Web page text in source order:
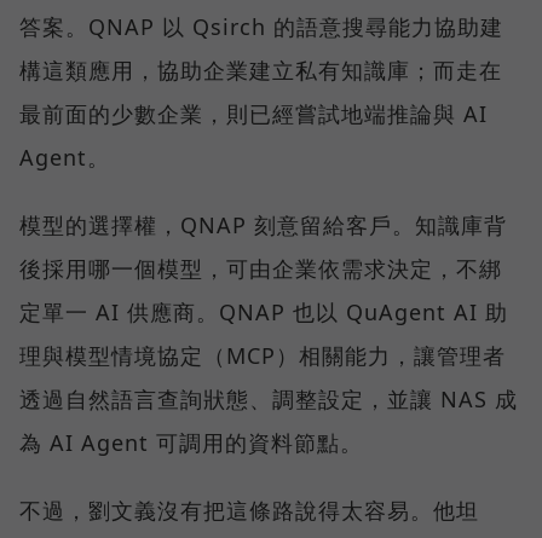
答案。QNAP 以 Qsirch 的語意搜尋能力協助建
構這類應用，協助企業建立私有知識庫；而走在
最前面的少數企業，則已經嘗試地端推論與 AI
Agent。
模型的選擇權，QNAP 刻意留給客戶。知識庫背
後採用哪一個模型，可由企業依需求決定，不綁
定單一 AI 供應商。QNAP 也以 QuAgent AI 助
理與模型情境協定（MCP）相關能力，讓管理者
透過自然語言查詢狀態、調整設定，並讓 NAS 成
為 AI Agent 可調用的資料節點。
不過，劉文義沒有把這條路說得太容易。他坦